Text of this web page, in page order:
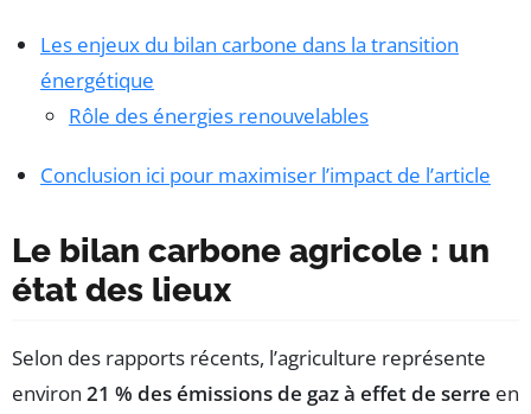
Les enjeux du bilan carbone dans la transition
énergétique
Rôle des énergies renouvelables
Conclusion ici pour maximiser l’impact de l’article
Le bilan carbone agricole : un
état des lieux
Selon des rapports récents, l’agriculture représente
environ 21 % des émissions de gaz à effet de serre en